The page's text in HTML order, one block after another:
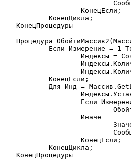
КонецПроцедуры
Процедура
КонецПроцедуры